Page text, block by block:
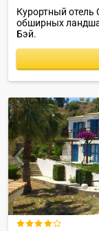
Курортный отель
обширных
Бэй.
